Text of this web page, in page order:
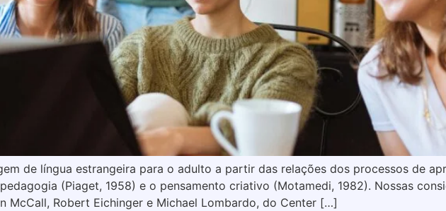
de língua estrangeira para o adulto a partir das relações dos processos de
(Piaget, 1958) e o pensamento criativo (Motamedi, 1982). Nossas
McCall, Robert Eichinger e Michael Lombardo, do Center […]